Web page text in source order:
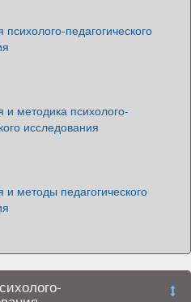
педагогического
и методика психолого-
исследования
и методы педагогического